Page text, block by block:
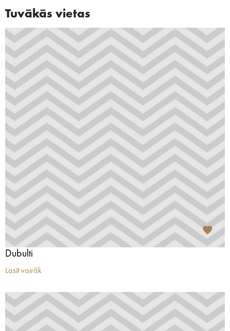
Tuvākās vietas
Dubulti
Lasīt vairāk